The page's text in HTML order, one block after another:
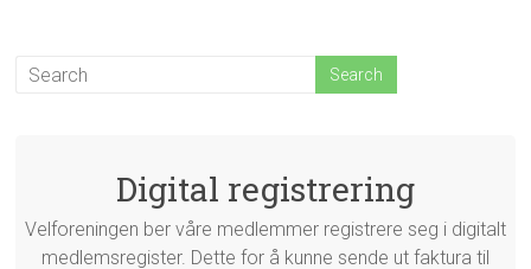
Digital registrering
Velforeningen ber våre medlemmer registrere seg i digitalt
medlemsregister. Dette for å kunne sende ut faktura til